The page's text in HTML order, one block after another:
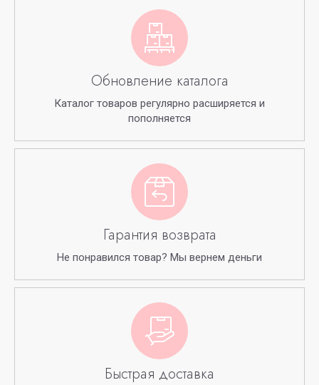
Обновление каталога
Каталог товаров регулярно расширяется и
пополняется
Гарантия возврата
Не понравился товар? Мы вернем деньги
Быстрая доставка